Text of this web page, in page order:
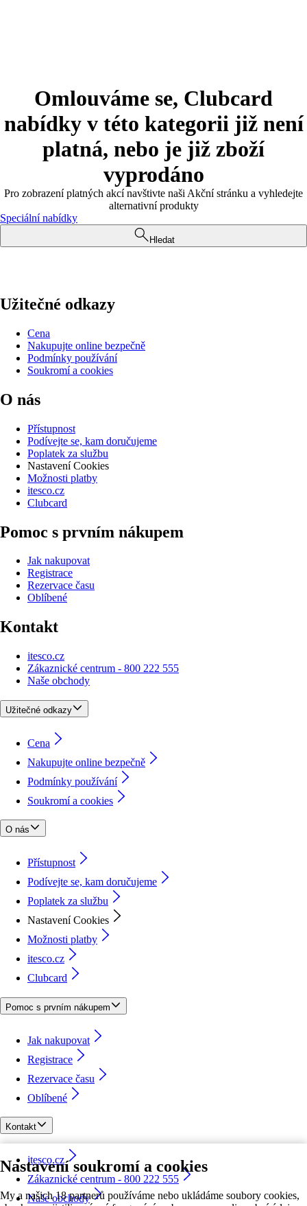
Nastavení soukromí a cookies
My a našich 18 partnerů používáme nebo ukládáme soubory cookies,
Omlouváme se, Clubcard
nabídky v této kategorii již není
platná, nebo je již zboží
vyprodáno
Pro zobrazení platných akcí navštivte naši Akční stránku a vyhledejte
alternativní produkty
Speciální nabídky
Hledat
Užitečné odkazy
Cena
Nakupujte online bezpečně
Podmínky používání
Soukromí a cookies
O nás
Přístupnost
Podívejte se, kam doručujeme
Poplatek za službu
Nastavení Cookies
Možnosti platby
itesco.cz
Clubcard
Pomoc s prvním nákupem
Jak nakupovat
Registrace
Rezervace času
Oblíbené
Kontakt
itesco.cz
Zákaznické centrum - 800 222 555
Naše obchody
Užitečné odkazy
Cena
Nakupujte online bezpečně
Podmínky používání
Soukromí a cookies
O nás
Přístupnost
Podívejte se, kam doručujeme
Poplatek za službu
Nastavení Cookies
Možnosti platby
itesco.cz
Clubcard
Pomoc s prvním nákupem
Jak nakupovat
Registrace
Rezervace času
Oblíbené
Kontakt
itesco.cz
Zákaznické centrum - 800 222 555
Naše obchody